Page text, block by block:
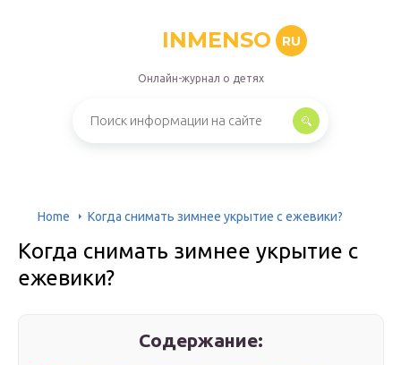
INMENSO RU
Онлайн-журнал о детях
Home Когда снимать зимнее укрытие с ежевики?
Когда снимать зимнее укрытие с
ежевики?
Содержание: